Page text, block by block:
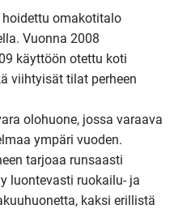
omakotitalo
Vuonna 2008
käyttöön otettu koti
viihtyisät tilat perheen
olohuone, jossa varaava
ympäri vuoden.
tarjoaa runsaasti
luontevasti ruokailu- ja
kaksi erillistä